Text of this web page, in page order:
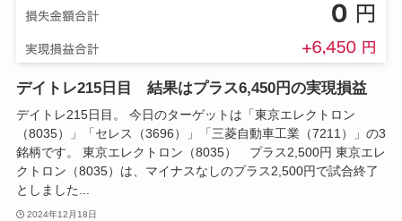
デイトレ215日目 結果はプラス6,450円の実現損益
デイトレ215日目。 今日のターゲットは「東京エレクトロン
（8035）」「セレス（3696）」「三菱自動車工業（7211）」の3
銘柄です。 東京エレクトロン（8035） プラス2,500円 東京エレ
クトロン（8035）は、マイナスなしのプラス2,500円で試合終了
としました...
2024年12月18日